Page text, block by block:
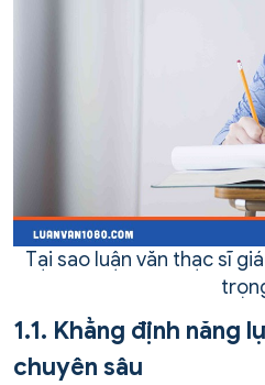
Tại sao luận văn thạc sĩ
1.1. Khẳng định năng
chuyên sâu